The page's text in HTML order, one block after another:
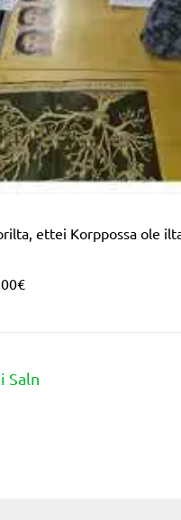
ettei Korppossa ole
Saln